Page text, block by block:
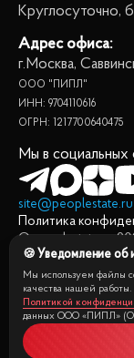
Круглосуточно,
Адрес офиса:
г.Москва,
ООО "ПИПЛ"
ИНН: 9704110616
ОГРН: 1217700640475
Мы в социальных
site@peoplestate.ru
Политика
© peoplestate.ru
Представленная
квартир, носит
публичной
изменены
🍪 Уведомление об
Мы используем файлы
качества нашей работы.
Политикой
данных ООО «ПИПЛ»